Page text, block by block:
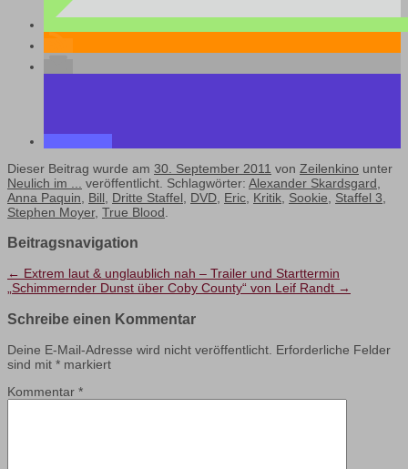
Dieser Beitrag wurde am 30. September 2011 von Zeilenkino unter
Neulich im ...
veröffentlicht. Schlagwörter: Alexander Skardsgard
Anna Paquin
Bill Dritte Staffel DVD Eric Kritik Sookie Staffel 3
Stephen Moyer, True Blood
Beitragsnavigation
← Extrem laut & unglaublich nah – Trailer und Starttermin
„Schimmernder Dunst über Coby County“ von Leif Randt →
Schreibe einen Kommentar
Deine E-Mail-Adresse wird nicht veröffentlicht. Erforderliche Felder
sind mit * markiert
Kommentar *